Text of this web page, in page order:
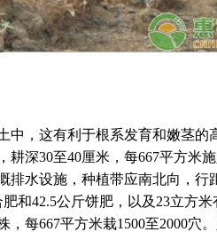
中，这有利于根系发育和嫩茎的
深30至40厘米，每667平方米
水设施，种植带应南北向，行
和42.5公斤饼肥，以及23立方
每667平方米栽1500至2000穴